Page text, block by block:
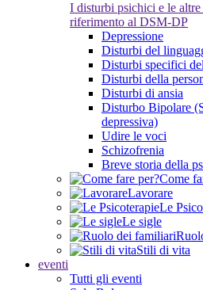
I disturbi psichici e le
riferimento al DSM-DP
Depressione
Disturbi del
Disturbi specifici
Disturbi della
Disturbi di ansia
Disturbo Bipolare
depressiva)
Udire le voci
Schizofrenia
Breve storia della
Come
Lavorare
Le
Le sigle
Stili di vita
eventi
Tutti gli eventi